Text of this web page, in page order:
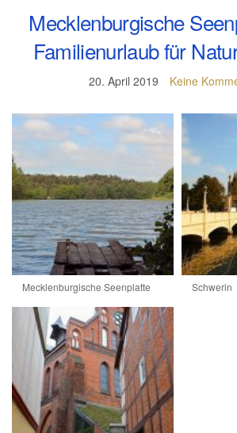
Mecklenburgische
Familienurlaub für
20. April 2019 Keine
Mecklenburgische Seenplatte Schwerin